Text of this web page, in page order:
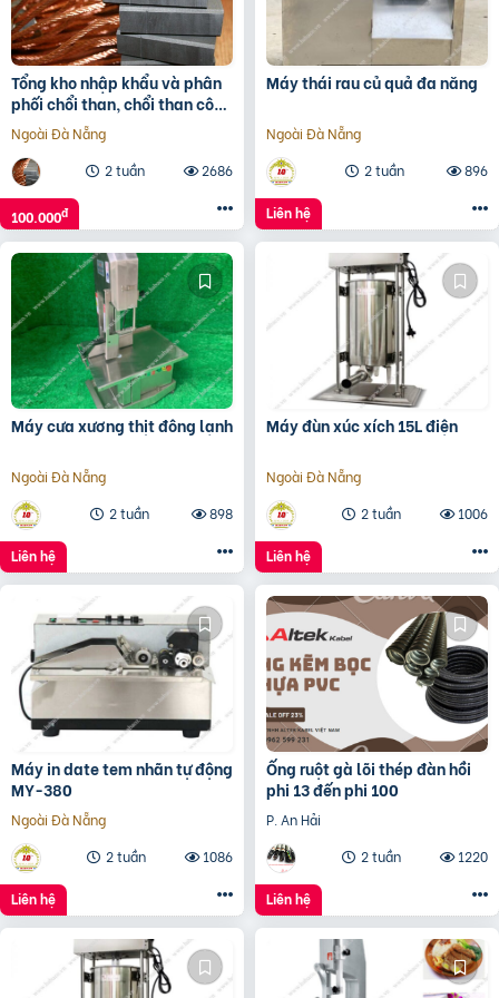
Tổng kho nhập khẩu và phân
phối chổi than, chổi than công
nghiệp
Ngoài Đà Nẵng
2 tuần
2686
100.000đ
Máy thái rau củ quả đa năng
Ngoài Đà Nẵng
2 tuần
896
Liên hệ
Máy cưa xương thịt đông lạnh
Ngoài Đà Nẵng
2 tuần
898
Liên hệ
Máy đùn xúc xích 15L điện
Ngoài Đà Nẵng
2 tuần
1006
Liên hệ
Máy in date tem nhãn tự động
MY-380
Ngoài Đà Nẵng
2 tuần
1086
Liên hệ
Ống ruột gà lõi thép đàn hồi
phi 13 đến phi 100
P. An Hải
2 tuần
1220
Liên hệ